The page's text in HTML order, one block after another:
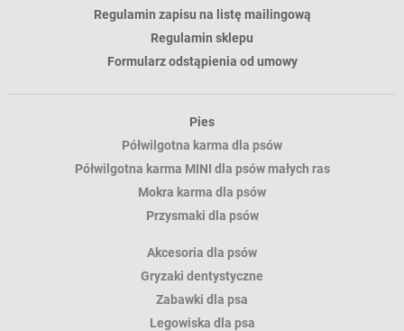
Regulamin zapisu na listę mailingową
Regulamin sklepu
Formularz odstąpienia od umowy
Pies
Półwilgotna karma dla psów
Półwilgotna karma MINI dla psów małych ras
Mokra karma dla psów
Przysmaki dla psów
Akcesoria dla psów
Gryzaki dentystyczne
Zabawki dla psa
Legowiska dla psa